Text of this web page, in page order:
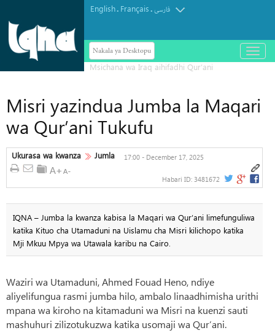
English. Français.فارسی
Nakala ya Desktopu
باز
و
Misri yazindua Jumba la Maqari
wa Qur’ani Tukufu
Ukurasa wa kwanza Jumla 17:00 - December 17, 2025
Habari ID: 3481672
IQNA – Jumba la kwanza kabisa la Maqari wa Qur’ani limefunguliwa
katika Kituo cha Utamaduni na Uislamu cha Misri kilichopo katika
Mji Mkuu Mpya wa Utawala karibu na Cairo.
Waziri wa Utamaduni, Ahmed Fouad Heno, ndiye
aliyelifungua rasmi jumba hilo, ambalo linaadhimisha urithi
mpana wa kiroho na kitamaduni wa Misri na kuenzi sauti
mashuhuri zilizotukuzwa katika usomaji wa Qur’ani.